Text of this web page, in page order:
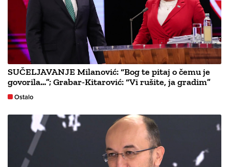
SUČELJAVANJE Milanović: “Bog te pitaj o čemu je
govorila…”; Grabar-Kitarović: “Vi rušite, ja gradim”
Ostalo